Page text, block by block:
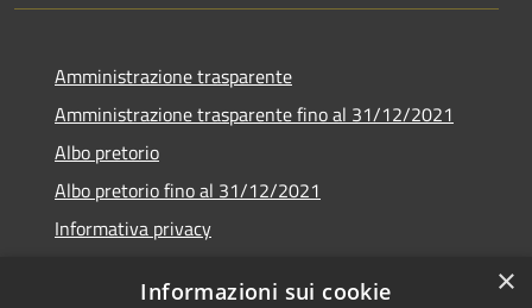
Amministrazione trasparente
Amministrazione trasparente fino al 31/12/2021
Albo pretorio
Albo pretorio fino al 31/12/2021
Informativa privacy
×
Informazioni sui cookie